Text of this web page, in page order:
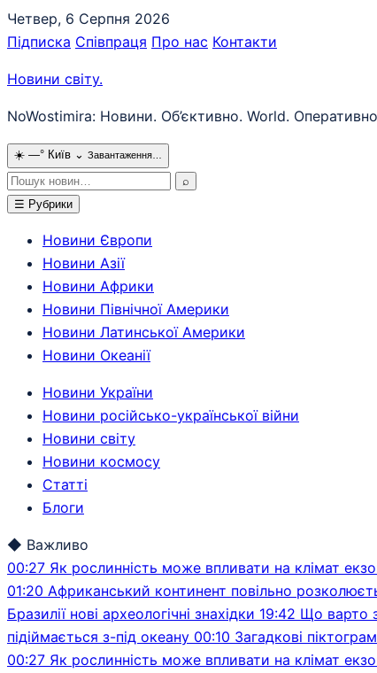
Перейти
до
Четвер, 6 Серпня 2026
Підписка Співпраця Про нас Контакти
Новини світу.
NoWostimira: Новини. Об’єктивно. World.
☀️ —° Київ ⌄ Завантаження…
Пошук:
⌕
☰ Рубрики
Новини Європи
Новини Азії
Новини Африки
Новини Північної Америки
Новини Латинської Америки
Новини Океанії
Новини України
Новини російсько-української війни
Новини світу
Новини космосу
Статті
Блоги
◆ Важливо
00:27 Як рослинність може впливати на клімат
01:20 Африканський континент повільно
Бразилії нові археологічні знахідки 19:42 Що варто
підіймається з-під океану 00:10 Загадкові
00:27 Як рослинність може впливати на клімат